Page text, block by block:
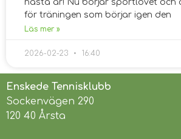
nästa år! Nu börjar sportlovet och
för träningen som börjar igen den
Läs mer »
2026-02-23 16:40
Enskede Tennisklubb
Sockenvägen 290
120 40 Årsta